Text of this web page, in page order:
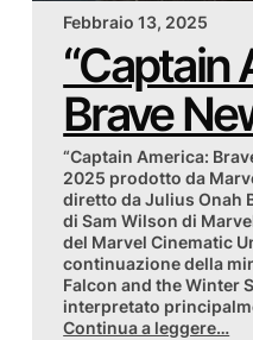
Febbraio 13, 2025
“Captain
Brave
“Captain America:
2025 prodotto da
diretto da Julius Onah
di Sam Wilson di
del Marvel Cinematic
continuazione della
Falcon and the Winter
interpretato
Continua a leggere…